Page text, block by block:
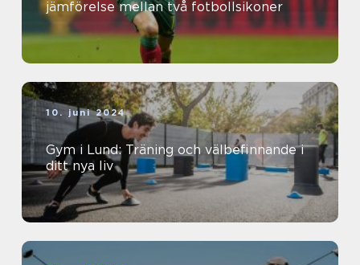
jämförelse mellan två fotbollsikoner
10. juni 2024
Gym i Lund: Träning och välbefinnande i
ditt nya liv